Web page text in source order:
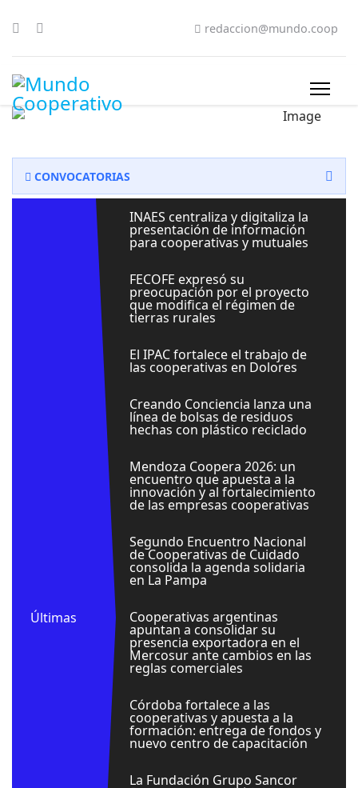
redaccion@mundo.coop
CONVOCATORIAS
Últimas
INAES centraliza y digitaliza la
presentación de información
para cooperativas y mutuales
FECOFE expresó su
preocupación por el proyecto
que modifica el régimen de
tierras rurales
El IPAC fortalece el trabajo de
las cooperativas en Dolores
Creando Conciencia lanza una
línea de bolsas de residuos
hechas con plástico reciclado
Mendoza Coopera 2026: un
encuentro que apuesta a la
innovación y al fortalecimiento
de las empresas cooperativas
Segundo Encuentro Nacional
de Cooperativas de Cuidado
consolida la agenda solidaria
en La Pampa
Cooperativas argentinas
apuntan a consolidar su
presencia exportadora en el
Mercosur ante cambios en las
reglas comerciales
Córdoba fortalece a las
cooperativas y apuesta a la
formación: entrega de fondos y
nuevo centro de capacitación
La Fundación Grupo Sancor